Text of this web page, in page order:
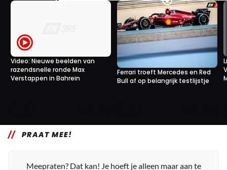
Video: Nieuwe beelden van
razendsnelle ronde Max
Verstappen in Bahrein
Ferrari troeft Mercedes en Red
Bull af op belangrijk testlijstje
PRAAT MEE!
Meepraten? Dat kan! Je hoeft je alleen maar aan te